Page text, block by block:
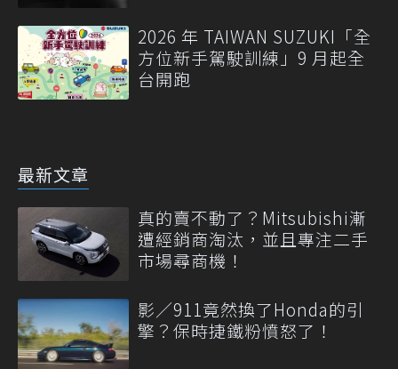
2026 年 TAIWAN SUZUKI「全
方位新手駕駛訓練」9 月起全
台開跑
最新文章
真的賣不動了？Mitsubishi漸
遭經銷商淘汰，並且專注二手
市場尋商機！
影／911竟然換了Honda的引
擎？保時捷鐵粉憤怒了！